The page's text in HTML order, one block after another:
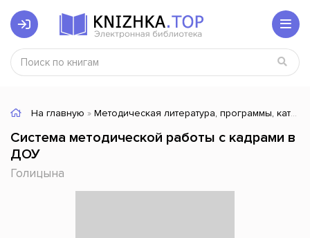
На главную » Методическая литература, программы, каталоги
Система методической работы с кадрами в
ДОУ
Голицына